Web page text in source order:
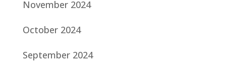
November 2024
October 2024
September 2024